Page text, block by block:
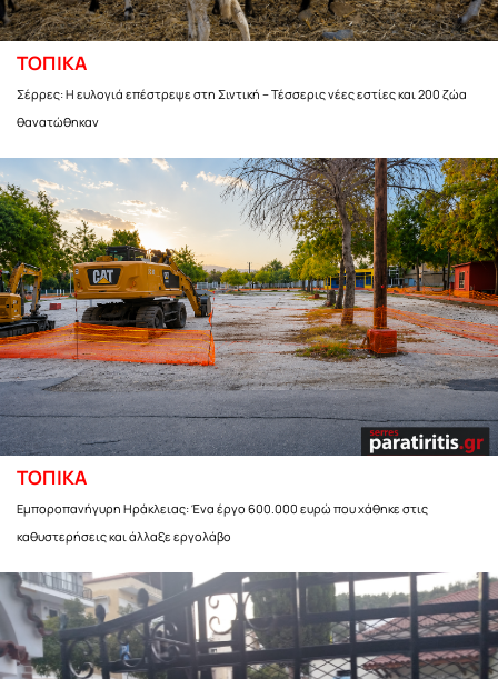
ΤΟΠΙΚΑ
Σέρρες: Η ευλογιά επέστρεψε στη Σιντική – Τέσσερις νέες εστίες και 200 ζώα
θανατώθηκαν
ΤΟΠΙΚΑ
Εμποροπανήγυρη Ηράκλειας: Ένα έργο 600.000 ευρώ που χάθηκε στις
καθυστερήσεις και άλλαξε εργολάβο